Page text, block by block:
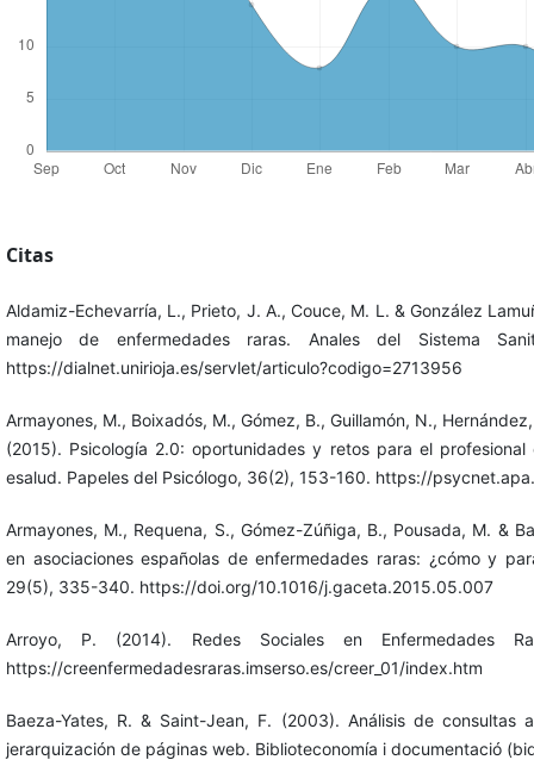
Citas
Aldamiz-Echevarría, L., Prieto, J. A., Couce, M. L. & González
manejo de enfermedades raras. Anales del Sistema
https://dialnet.unirioja.es/servlet/articulo?codigo=2713956
Armayones, M., Boixadós, M., Gómez, B., Guillamón, N.,
(2015). Psicología 2.0: oportunidades y retos para el
esalud. Papeles del Psicólogo, 36(2), 153-160. https://
Armayones, M., Requena, S., Gómez-Zúñiga, B., Pousada, M. &
en asociaciones españolas de enfermedades raras: ¿cómo y
29(5), 335-340. https://doi.org/10.1016/j.gaceta.2015.05.007
Arroyo, P. (2014). Redes Sociales en Enfermedades
https://creenfermedadesraras.imserso.es/creer_01/index.htm
Baeza-Yates, R. & Saint-Jean, F. (2003). Análisis de
jerarquización de páginas web. Biblioteconomía i documentació